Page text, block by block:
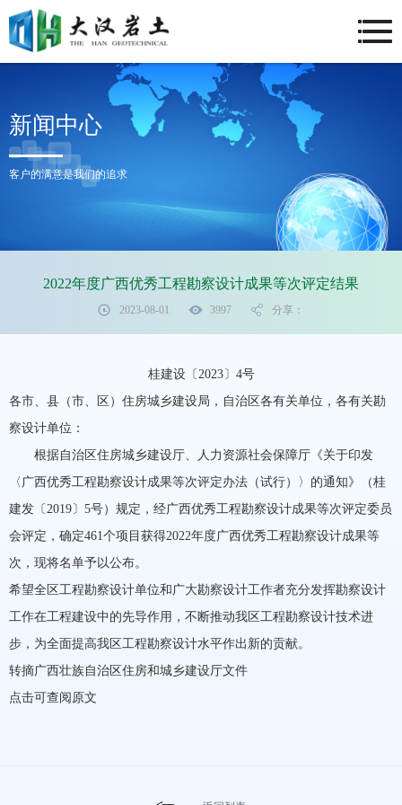
新闻中心
客户的满意是我们的追求
2022年度广西优秀工程勘察设计成果等次评定结果
2023-08-01 3997 分享：
桂建设〔2023〕4号
各市、县（市、区）住房城乡建设局，自治区各有关单位，各有关勘
察设计单位：
根据自治区住房城乡建设厅、人力资源社会保障厅《关于印发
〈广西优秀工程勘察设计成果等次评定办法（试行）〉的通知》（桂
建发〔2019〕5号）规定，经广西优秀工程勘察设计成果等次评定委员
会评定，确定461个项目获得2022年度广西优秀工程勘察设计成果等
次，现将名单予以公布。
希望全区工程勘察设计单位和广大勘察设计工作者充分发挥勘察设计
工作在工程建设中的先导作用，不断推动我区工程勘察设计技术进
步，为全面提高我区工程勘察设计水平作出新的贡献。
转摘广西壮族自治区住房和城乡建设厅文件
点击可查阅原文